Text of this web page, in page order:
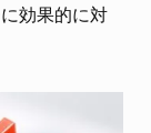
効果的に対